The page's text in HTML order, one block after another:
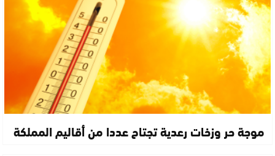
موجة حر وزخات رعدية تجتاح عددا من أقاليم المملكة